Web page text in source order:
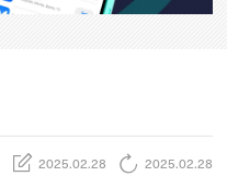
2025.02.28 2025.02.28